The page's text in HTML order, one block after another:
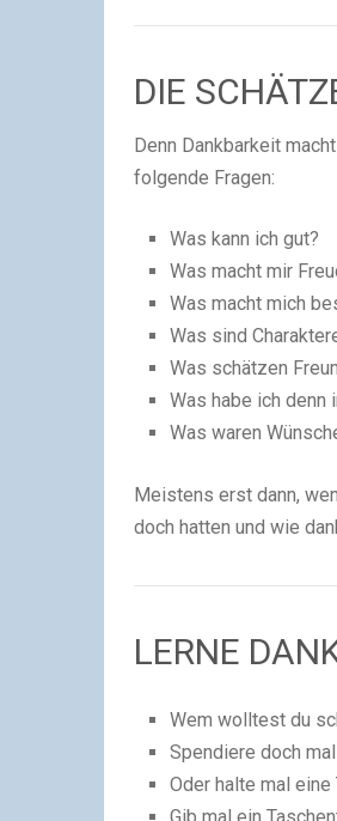
DIE
Denn Dankbarkeit
folgende Fragen:
Was kann ich gut?
Was macht mir
Was macht mich
Was sind
Was schätzen
Was habe ich denn
Was waren
Meistens erst dann,
doch hatten und wie
LERNE
Wem wolltest du
Spendiere doch
Oder halte mal